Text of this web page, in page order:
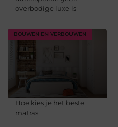
overbodige luxe is
BOUWEN EN VERBOUWEN
Hoe kies je het beste
matras